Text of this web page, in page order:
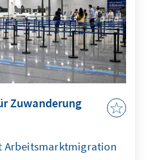
Zuwanderung
Arbeitsmarktmigration